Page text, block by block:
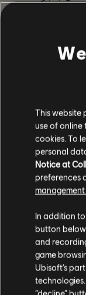
ما سيمنحك فرصة
مع بعض المشكلات
جيدًا أحيانًا،
تيدال لعدم وجود
بالإضافة
This website
use of online
cookies. To
personal
Notice at
preferences
management
In addition
button
and
game
Ubisoft’s
“decline”